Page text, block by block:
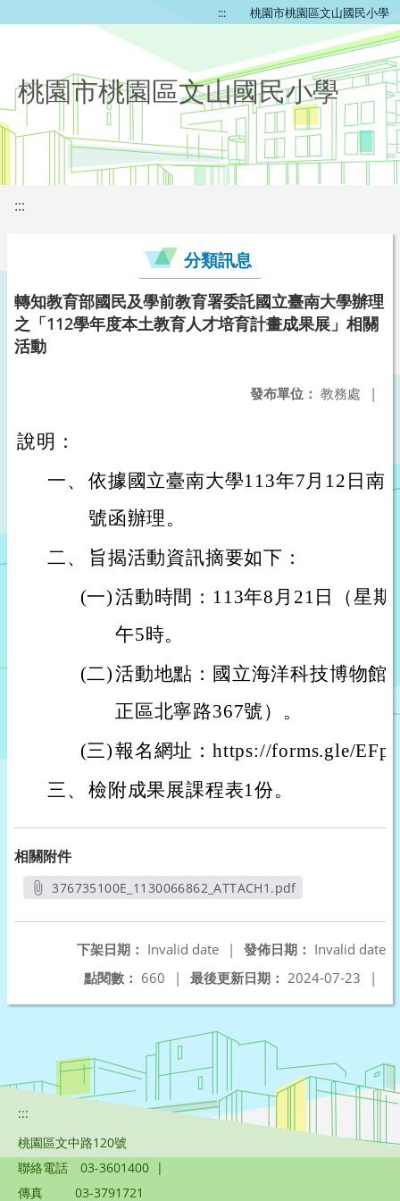
::: 桃園市桃園區文山國民小學
桃園市桃園區文山國民小學
:::
分類訊息
轉知教育部國民及學前教育署委託國立臺南大學辦理
之「112學年度本土教育人才培育計畫成果展」相關
活動
發布單位： 教務處 |
說明：
一、 依據國立臺南大學113年7月12日南
號函辦理。
二、
旨揭活動資訊摘要如下：
(一)活動時間：113年8月21日（星
午5時。
(二)活動地點：國立海洋科技博物館
正區北寧路367號）。
(三)報名網址：https://forms.gle/
三、 檢附成果展課程表1份。
相關附件
376735100E_1130066862_ATTACH1.pdf
發佈日期： Invalid date
下架日期： Invalid date
|
最後更新日期： 2024-07-23 |
點閱數： 660 |
:::
桃園區文中路120號
聯絡電話
03-3601400 |
傳真
03-3791721